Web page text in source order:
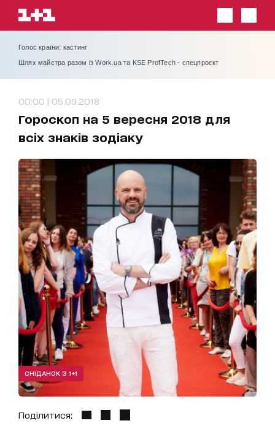
Голос країни: кастинг
Шлях майстра разом із Work.ua та KSE ProfTech - спецпроєкт
00:00 | 05.09.2018
Гороскоп на 5 вересня 2018 для
всіх знаків зодіаку
СНІДАНОК З 1+1
Поділитися: